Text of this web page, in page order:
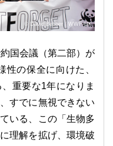
© David Bebber / WWF-UK
国会議（第二部）が
性の保全に向けた、
重要な1年になりま
すでに無視できない
いる、この「生物多
理解を拡げ、環境破